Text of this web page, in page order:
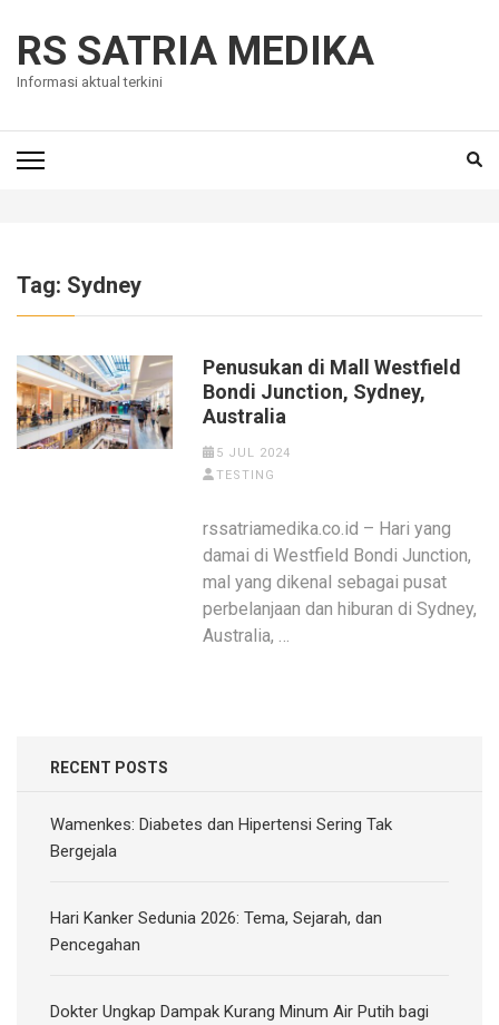
content
(Press
RS SATRIA MEDIKA
Informasi aktual terkini
Tag: Sydney
Penusukan di Mall Westfield
Bondi Junction, Sydney,
Australia
5 JUL 2024
TESTING
rssatriamedika.co.id – Hari yang
damai di Westfield Bondi Junction,
mal yang dikenal sebagai pusat
perbelanjaan dan hiburan di Sydney,
Australia, …
RECENT POSTS
Wamenkes: Diabetes dan Hipertensi Sering Tak
Bergejala
Hari Kanker Sedunia 2026: Tema, Sejarah, dan
Pencegahan
Dokter Ungkap Dampak Kurang Minum Air Putih bagi